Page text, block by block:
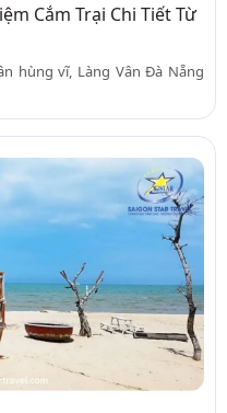
Cắm Trại Chi Tiết Từ
hùng vĩ, Làng Vân Đà Nẵng